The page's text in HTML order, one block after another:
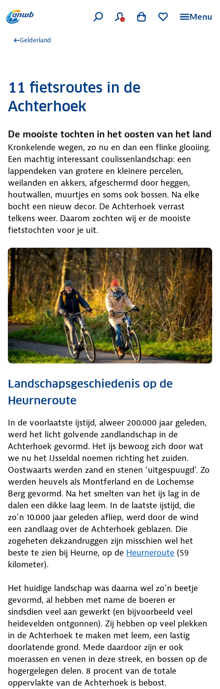
Menu
Gelderland
11 fietsroutes in de
Achterhoek
De mooiste tochten in het oosten van het land
Kronkelende wegen, zo nu en dan een flinke glooiing.
Een machtig interessant coulissenlandschap: een
lappendeken van grotere en kleinere percelen,
weilanden en akkers, afgeschermd door heggen,
houtwallen, muurtjes en soms ook bossen. Na elke
bocht een nieuw decor. De Achterhoek verrast
telkens weer. Daarom zochten wij er de mooiste
fietstochten voor je uit.
Landschapsgeschiedenis op de
Heurneroute
In de voorlaatste ijstijd, alweer 200.000 jaar geleden,
werd het licht golvende zandlandschap in de
Achterhoek gevormd. Het ijs bewoog zich door wat
we nu het IJsseldal noemen richting het zuiden.
Oostwaarts werden zand en stenen ‘uitgespuugd’. Zo
werden heuvels als Montferland en de Lochemse
Berg gevormd. Na het smelten van het ijs lag in de
dalen een dikke laag leem. In de laatste ijstijd, die
zo’n 10.000 jaar geleden afliep, werd door de wind
een zandlaag over de Achterhoek geblazen. Die
zogeheten dekzandruggen zijn misschien wel het
beste te zien bij Heurne, op de Heurneroute (59
kilometer).
Het huidige landschap was daarna wel zo’n beetje
gevormd, al hebben met name de boeren er
sindsdien veel aan gewerkt (en bijvoorbeeld veel
heidevelden ontgonnen). Zij hebben op veel plekken
in de Achterhoek te maken met leem, een lastig
doorlatende grond. Mede daardoor zijn er ook
moerassen en venen in deze streek, en bossen op de
hogergelegen delen. 8 procent van de totale
oppervlakte van de Achterhoek is bebost.